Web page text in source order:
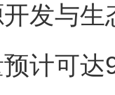
与生
可达